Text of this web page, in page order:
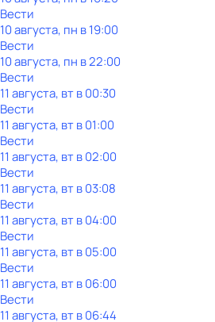
Вести
10 августа, пн в 19:00
Вести
10 августа, пн в 22:00
Вести
11 августа, вт в 00:30
Вести
11 августа, вт в 01:00
Вести
11 августа, вт в 02:00
Вести
11 августа, вт в 03:08
Вести
11 августа, вт в 04:00
Вести
11 августа, вт в 05:00
Вести
11 августа, вт в 06:00
Вести
11 августа, вт в 06:44